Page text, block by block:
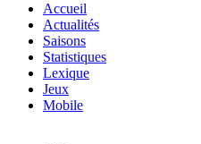
Accueil
Actualités
Saisons
Statistiques
Lexique
Jeux
Mobile